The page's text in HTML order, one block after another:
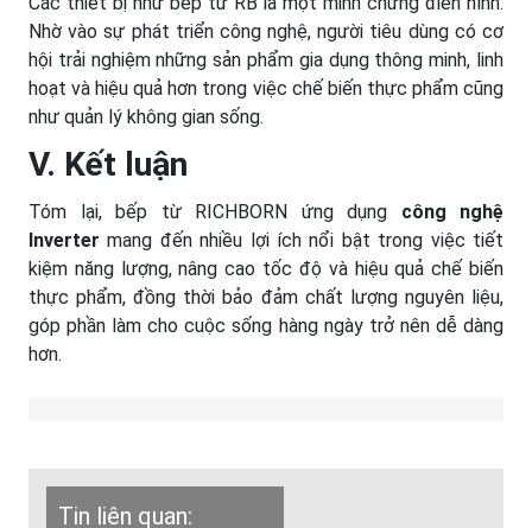
Nhờ vào sự phát triển công nghệ, người tiêu dùng có cơ
hội trải nghiệm những sản phẩm gia dụng thông minh, linh
hoạt và hiệu quả hơn trong việc chế biến thực phẩm cũng
như quản lý không gian sống.
V. Kết luận
Tóm lại, bếp từ RICHBORN ứng dụng công nghệ
Inverter mang đến nhiều lợi ích nổi bật trong việc tiết
kiệm năng lượng, nâng cao tốc độ và hiệu quả chế biến
thực phẩm, đồng thời bảo đảm chất lượng nguyên liệu,
góp phần làm cho cuộc sống hàng ngày trở nên dễ dàng
hơn.
Tin liên quan: